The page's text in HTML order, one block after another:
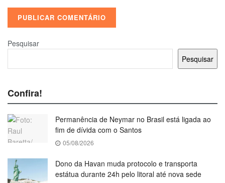
Pesquisar
Pesquisar
Confira!
Permanência de Neymar no Brasil está ligada ao
fim de dívida com o Santos
05/08/2026
Dono da Havan muda protocolo e transporta
estátua durante 24h pelo litoral até nova sede